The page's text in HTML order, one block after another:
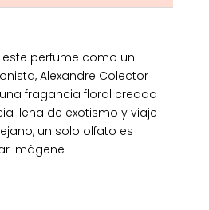
perfume como un
Alexandre Colector
fragancia floral creada
llena de exotismo y viaje
un solo olfato es
imágene